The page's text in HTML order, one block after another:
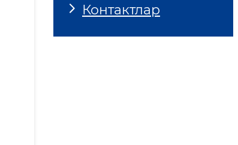
Контактлар